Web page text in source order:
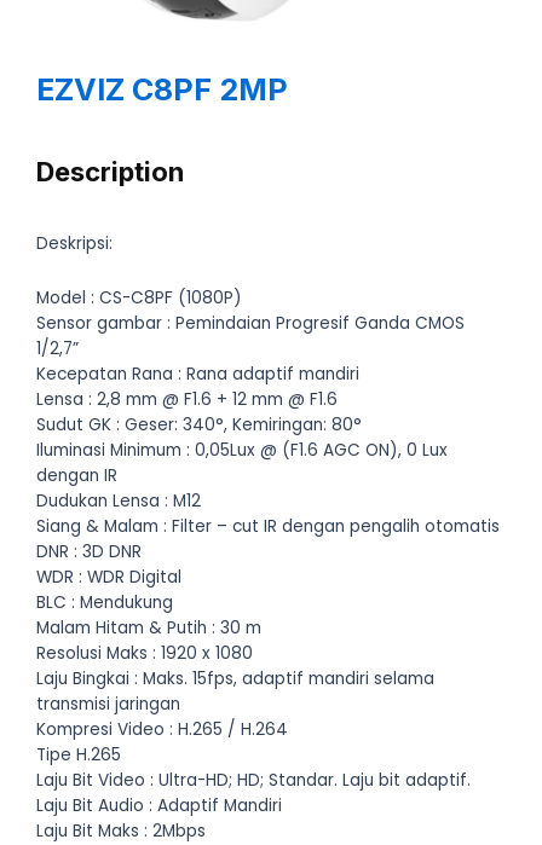
EZVIZ C8PF 2MP
Description
Deskripsi:
Model : CS-C8PF (1080P)
Sensor gambar : Pemindaian Progresif Ganda CMOS
1/2,7”
Kecepatan Rana : Rana adaptif mandiri
Lensa : 2,8 mm @ F1.6 + 12 mm @ F1.6
Sudut GK : Geser: 340°, Kemiringan: 80°
Iluminasi Minimum : 0,05Lux @ (F1.6 AGC ON), 0 Lux
dengan IR
Dudukan Lensa : M12
Siang & Malam : Filter – cut IR dengan pengalih otomatis
DNR : 3D DNR
WDR : WDR Digital
BLC : Mendukung
Malam Hitam & Putih : 30 m
Resolusi Maks : 1920 x 1080
Laju Bingkai : Maks. 15fps, adaptif mandiri selama
transmisi jaringan
Kompresi Video : H.265 / H.264
Tipe H.265
Laju Bit Video : Ultra-HD; HD; Standar. Laju bit adaptif.
Laju Bit Audio : Adaptif Mandiri
Laju Bit Maks : 2Mbps